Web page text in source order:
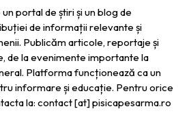
portal de știri și un blog de
de informații relevante și
Publicăm articole, reportaje și
de la evenimente importante la
Platforma funcționează ca un
informare și educație. Pentru orice
la: contact [at] pisicapesarma.ro